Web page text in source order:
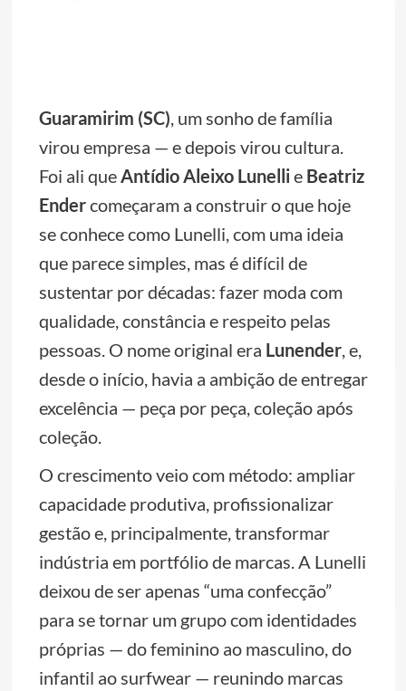
Guaramirim (SC), um sonho de família
virou empresa — e depois virou cultura.
Foi ali queAntídio Aleixo Lunellie Beatriz
Endercomeçaram a construir o que hoje
se conhece como Lunelli, com uma ideia
que parece simples, mas é difícil de
sustentar por décadas: fazer moda com
qualidade, constância e respeito pelas
pessoas. O nome original era Lunender, e,
desde o início, havia a ambição de entregar
excelência — peça por peça, coleção após
coleção.
O crescimento veio com método: ampliar
capacidade produtiva, profissionalizar
gestão e, principalmente, transformar
indústria em portfólio de marcas. A Lunelli
deixou de ser apenas “uma confecção”
para se tornar um grupo com identidades
próprias — do feminino ao masculino, do
infantil ao surfwear — reunindo marcas